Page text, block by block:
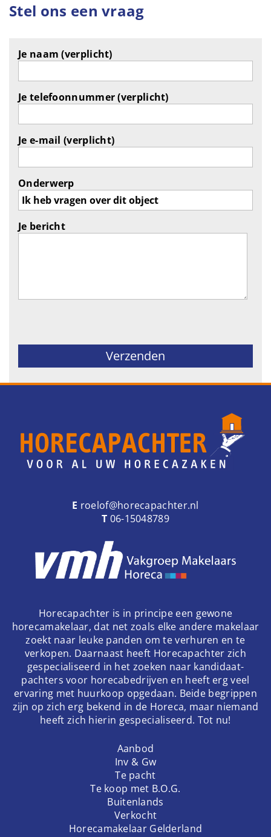
Stel ons een vraag
Je naam (verplicht)
Je telefoonnummer (verplicht)
Je e-mail (verplicht)
Onderwerp
Je bericht
E roelof@horecapachter.nl
T 06-15048789
Horecapachter is in principe een gewone
horecamakelaar, dat net zoals elke andere makelaar
zoekt naar leuke panden om te verhuren en te
verkopen. Daarnaast heeft Horecapachter zich
gespecialiseerd in het zoeken naar kandidaat-
pachters voor horecabedrijven en heeft erg veel
ervaring met huurkoop opgedaan. Beide begrippen
zijn op zich erg bekend in de Horeca, maar niemand
heeft zich hierin gespecialiseerd. Tot nu!
Aanbod
Inv & Gw
Te pacht
Te koop met B.O.G.
Buitenlands
Verkocht
Horecamakelaar Gelderland